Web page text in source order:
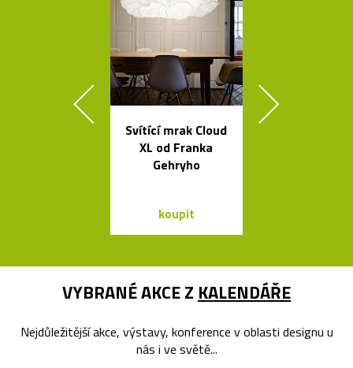
Svítící mrak Cloud
XL od Franka
Gehryho
koupit
VYBRANÉ AKCE Z KALENDÁŘE
Nejdůležitější akce, výstavy, konference v oblasti designu u
nás i ve světě...